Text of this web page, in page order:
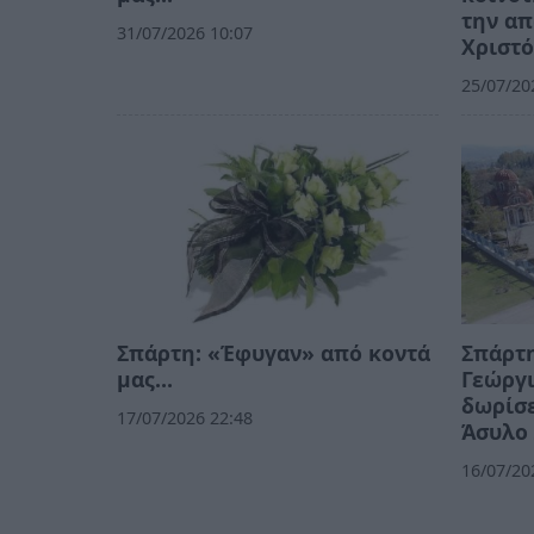
31/07/2026 10:07
την
25/07/
Σπάρτη: «Έφυγαν» από κοντά
μας…
17/07/2026 22:48
Άσυλο
16/07/